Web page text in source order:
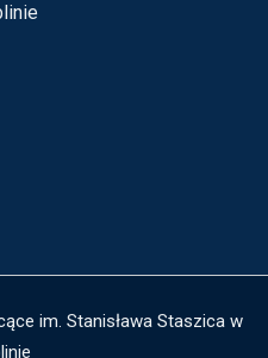
im. Stanisława Staszica w